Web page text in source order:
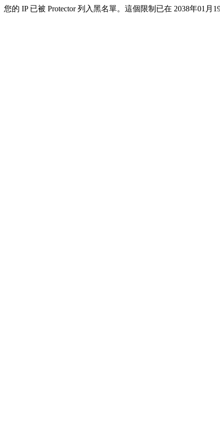
您的 IP 已被 Protector 列入黑名單。這個限制已在 2038年01月